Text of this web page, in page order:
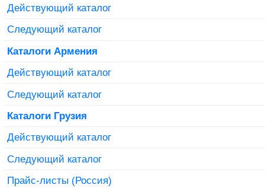
Действующий каталог
Следующий каталог
Каталоги Армения
Действующий каталог
Следующий каталог
Каталоги Грузия
Действующий каталог
Следующий каталог
Прайс-листы (Россия)